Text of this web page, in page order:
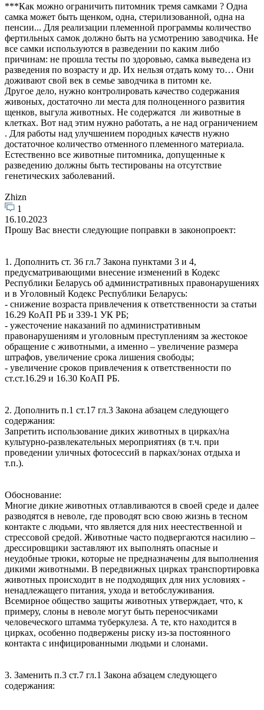
***Как можно ограничить питомник тремя самками ? Одна
самка может быть щенком, одна, стерилизованной, одна на
пенсии... Для реализации племенной программы количество
фертильных самок должно быть на усмотрению заводчика. Не
все самки используются в разведении по каким либо
причинам: не прошла тесты по здоровью, самка выведена из
разведения по возрасту и др. Их нельзя отдать кому то… Они
доживают свой век в семье заводчика в питомн ке.
Другое дело, нужно контролировать качество содержания
живоных, достаточно ли места для полноценного развития
щенков, выгула животных. Не содержатся ли животные в
клетках. Вот над этим нужно работать, а не над ограничением
. Для работы над улучшением породных качеств нужно
достаточное количество отменного племенного материала.
Естественно все животные питомника, допущенные к
разведению должны быть тестированы на отсутствие
генетических заболеваний.
Zhizn
1
16.10.2023
Прошу Вас внести следующие поправки в законопроект:
1. Дополнить ст. 36 гл.7 Закона пунктами 3 и 4,
предусматривающими внесение изменений в Кодекс
Республики Беларусь об административных правонарушениях
и в Уголовный Кодекс Республики Беларусь:
- снижение возраста привлечения к ответственности за статьи
16.29 КоАП РБ и 339-1 УК РБ;
- ужесточение наказаний по административным
правонарушениям и уголовным преступлениям за жестокое
обращение с животными, а именно – увеличение размера
штрафов, увеличение срока лишения свободы;
- увеличение сроков привлечения к ответственности по
ст.ст.16.29 и 16.30 КоАП РБ.
2. Дополнить п.1 ст.17 гл.3 Закона абзацем следующего
содержания:
Запретить использование диких животных в цирках/на
культурно-развлекательных мероприятиях (в т.ч. при
проведении уличных фотосессий в парках/зонах отдыха и
т.п.).
Обоснование:
Многие дикие животных отлавливаются в своей среде и далее
разводятся в неволе, где проводят всю свою жизнь в тесном
контакте с людьми, что является для них неестественной и
стрессовой средой. Животные часто подвергаются насилию –
дрессировщики заставляют их выполнять опасные и
неудобные трюки, которые не предназначены для выполнения
дикими животными. В передвижных цирках транспортировка
животных происходит в не подходящих для них условиях -
ненадлежащего питания, ухода и ветобслуживания.
Всемирное общество защиты животных утверждает, что, к
примеру, слоны в неволе могут быть переносчиками
человеческого штамма туберкулеза. А те, кто находится в
цирках, особенно подвержены риску из-за постоянного
контакта с инфицированными людьми и слонами.
3. Заменить п.3 ст.7 гл.1 Закона абзацем следующего
содержания: